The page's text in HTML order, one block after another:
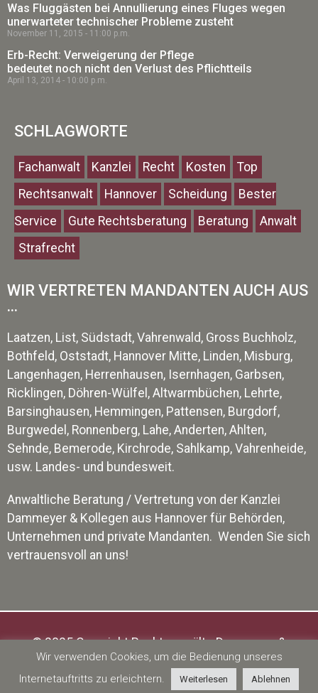
Was Fluggästen bei Annullierung eines Fluges wegen
unerwarteter technischer Probleme zusteht
November 11, 2015 11:00 p.m.
Erb-Recht: Verweigerung der Pflege
bedeutet noch nicht den Verlust des Pflichtteils
April 13, 2014 10:00 p.m.
SCHLAGWORTE
Fachanwalt Kanzlei Recht Kosten
Top
Rechtsanwalt
Hannover Scheidung
Bester
Service
Gute Rechtsberatung Beratung
Anwalt
Strafrecht
WIR VERTRETEN MANDANTEN AUCH AUS
...
Laatzen, List, Südstadt, Vahrenwald, Gross Buchholz,
Bothfeld, Oststadt, Hannover Mitte, Linden, Misburg,
Langenhagen, Herrenhausen, Isernhagen, Garbsen,
Ricklingen, Döhren-Wülfel, Altwarmbüchen, Lehrte,
Barsinghausen, Hemmingen, Pattensen, Burgdorf,
Burgwedel, Ronnenberg, Lahe, Anderten, Ahlten,
Sehnde, Bemerode, Kirchrode, Sahlkamp, Vahrenheide,
usw. Landes- und bundesweit.
Anwaltliche Beratung / Vertretung von der Kanzlei
Dammeyer & Kollegen aus Hannover für Behörden,
Unternehmen und private Mandanten. Wenden Sie sich
vertrauensvoll an uns!
© 2025 Copyright Rechtsanwälte Dammeyer &
Kollegen
Wir verwenden Cookies, um die Bedienung unseres
Internetauftritts zu erleichtern.
Weiterlesen Ablehnen